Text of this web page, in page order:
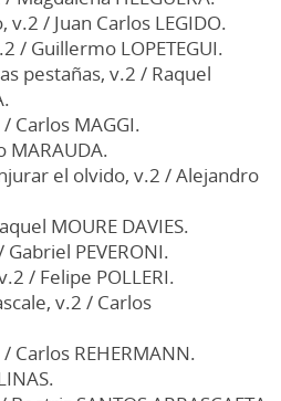
/ Juan Carlos LEGIDO.
/ Guillermo LOPETEGUI.
pestañas, v.2 / Raquel
Carlos MAGGI.
MARAUDA.
el olvido, v.2 / Alejandro
MOURE DAVIES.
PEVERONI.
/ Felipe POLLERI.
v.2 / Carlos
Carlos REHERMANN.